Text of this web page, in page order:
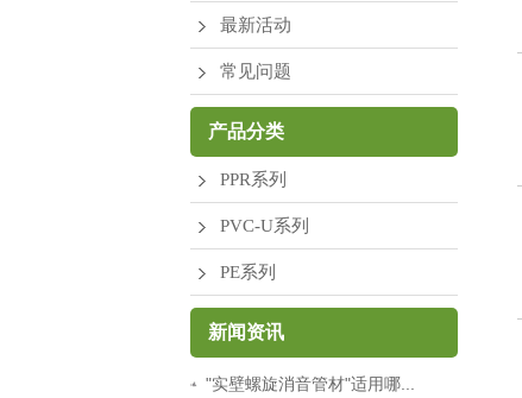
最新活动
常见问题
产品分类
PPR系列
PVC-U系列
PE系列
新闻资讯
"实壁螺旋消音管材"适用哪...